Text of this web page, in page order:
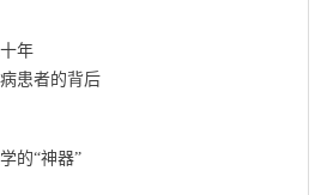
年
患者的背后
的“神器”